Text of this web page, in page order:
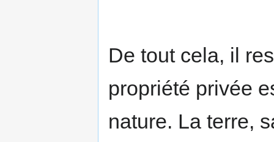
De tout cela, il
propriété privée
nature. La terre,